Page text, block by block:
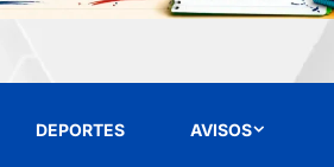
DEPORTES AVISOS